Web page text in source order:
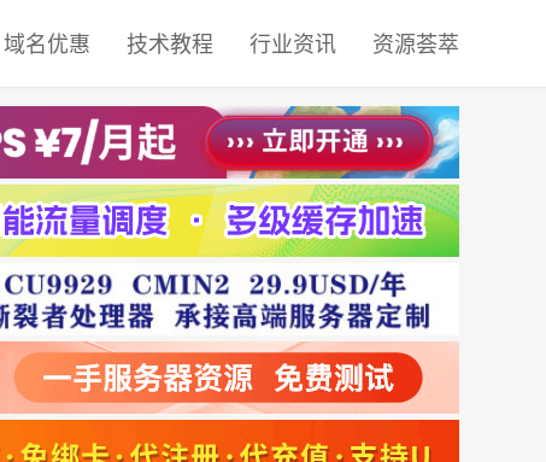
域名优惠 技术教程 行业资讯 资源荟萃